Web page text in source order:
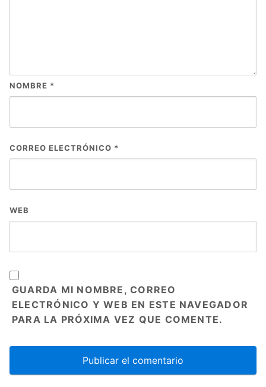
NOMBRE *
CORREO ELECTRÓNICO *
WEB
GUARDA MI NOMBRE, CORREO
ELECTRÓNICO Y WEB EN ESTE NAVEGADOR
PARA LA PRÓXIMA VEZ QUE COMENTE.